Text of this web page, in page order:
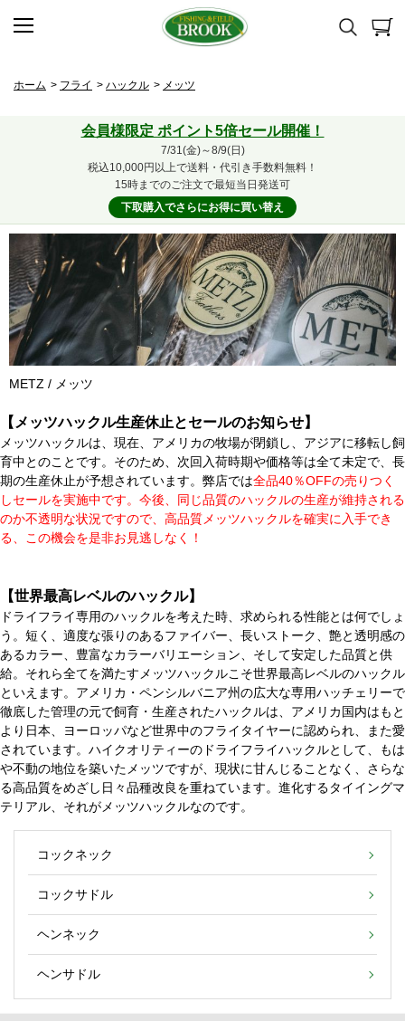
ホーム > フライ > ハックル > メッツ
会員様限定 ポイント5倍セール開催！
7/31(金)～8/9(日)
税込10,000円以上で送料・代引き手数料無料！
15時までのご注文で最短当日発送可
下取購入でさらにお得に買い替え
METZ / メッツ
【メッツハックル生産休止とセールのお知らせ】
メッツハックルは、現在、アメリカの牧場が閉鎖し、アジアに移転し飼
育中とのことです。そのため、次回入荷時期や価格等は全て未定で、長
期の生産休止が予想されています。弊店では全品40％OFFの売りつく
しセールを実施中です。今後、同じ品質のハックルの生産が維持される
のか不透明な状況ですので、高品質メッツハックルを確実に入手でき
る、この機会を是非お見逃しなく！
【世界最高レベルのハックル】
ドライフライ専用のハックルを考えた時、求められる性能とは何でしょ
う。短く、適度な張りのあるファイバー、長いストーク、艶と透明感の
あるカラー、豊富なカラーバリエーション、そして安定した品質と供
給。それら全てを満たすメッツハックルこそ世界最高レベルのハックル
といえます。アメリカ・ペンシルバニア州の広大な専用ハッチェリーで
徹底した管理の元で飼育・生産されたハックルは、アメリカ国内はもと
より日本、ヨーロッパなど世界中のフライタイヤーに認められ、また愛
されています。ハイクオリティーのドライフライハックルとして、もは
や不動の地位を築いたメッツですが、現状に甘んじることなく、さらな
る高品質をめざし日々品種改良を重ねています。進化するタイイングマ
テリアル、それがメッツハックルなのです。
コックネック
コックサドル
ヘンネック
ヘンサドル